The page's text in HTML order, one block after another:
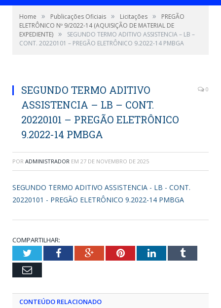
Home » Publicações Oficiais » Licitações »
PREGÃO
ELETRÔNICO Nº 9/2022-14 (AQUISIÇÃO DE MATERIAL DE
EXPEDIENTE) »
SEGUNDO TERMO ADITIVO ASSISTENCIA – LB –
CONT. 20220101 – PREGÃO ELETRÔNICO 9.2022-14 PMBGA
SEGUNDO TERMO ADITIVO
ASSISTENCIA – LB – CONT.
20220101 – PREGÃO ELETRÔNICO
9.2022-14 PMBGA
0
POR ADMINISTRADOR EM 27 DE NOVEMBRO DE 2025
SEGUNDO TERMO ADITIVO ASSISTENCIA - LB - CONT.
20220101 - PREGÃO ELETRÔNICO 9.2022-14 PMBGA
COMPARTILHAR:
TwitterFacebookGoogle+PinterestLinkedInTumblr
Email
CONTEÚDO RELACIONADO